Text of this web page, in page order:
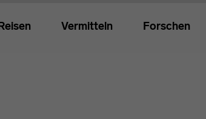
Vermitteln Forschen